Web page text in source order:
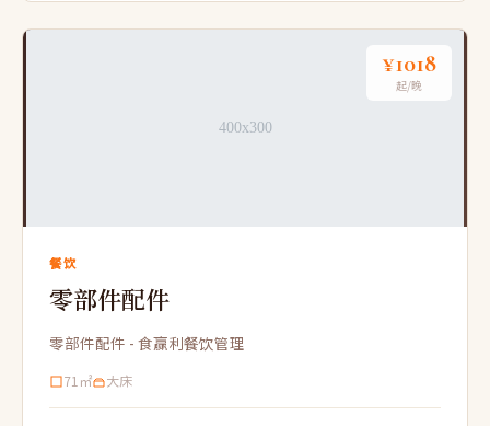
¥1018
起/晚
餐饮
零部件配件
零部件配件 - 食赢利餐饮管理
71㎡ 大床